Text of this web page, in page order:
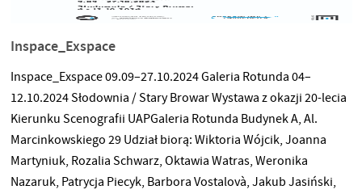
Inspace_Exspace
Inspace_Exspace 09.09–27.10.2024 Galeria Rotunda 04–
12.10.2024 Słodownia / Stary Browar Wystawa z okazji 20-lecia
Kierunku Scenografii UAPGaleria Rotunda Budynek A, Al.
Marcinkowskiego 29 Udział biorą: Wiktoria Wójcik, Joanna
Martyniuk, Rozalia Schwarz, Oktawia Watras, Weronika
Nazaruk, Patrycja Piecyk, Barbora Vostalovà, Jakub Jasiński,